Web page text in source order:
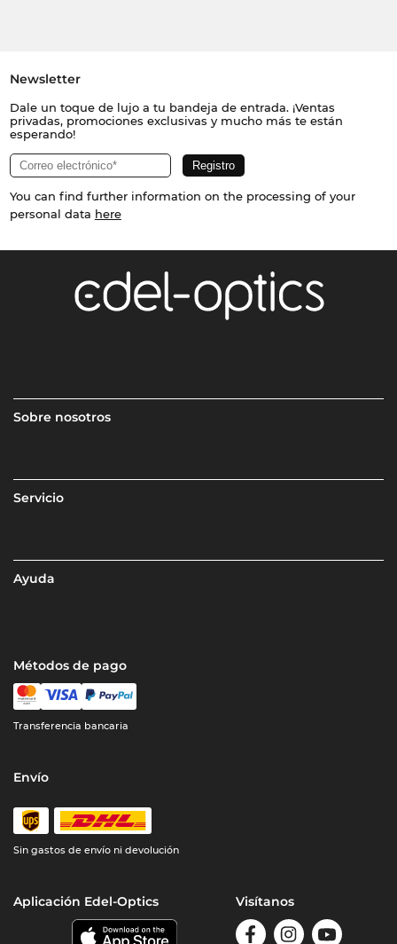
Newsletter
Dale un toque de lujo a tu bandeja de entrada. ¡Ventas
privadas, promociones exclusivas y mucho más te están
esperando!
You can find further information on the processing of your
personal data here
Sobre nosotros
Servicio
Ayuda
Métodos de pago
Transferencia bancaria
Envío
Sin gastos de envío ni devolución
Aplicación Edel-Optics Visítanos